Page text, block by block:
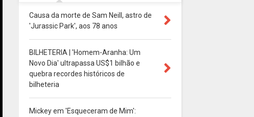
Causa da morte de Sam Neill, astro de
'Jurassic Park', aos 78 anos
BILHETERIA | 'Homem-Aranha: Um
Novo Dia' ultrapassa US$1 bilhão e
quebra recordes históricos de
bilheteria
Mickey em 'Esqueceram de Mim':